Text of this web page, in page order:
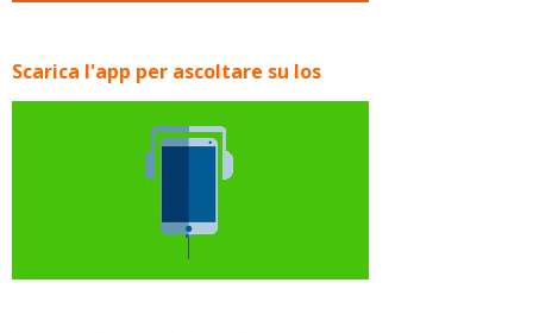
Scarica l'app per ascoltare su Ios